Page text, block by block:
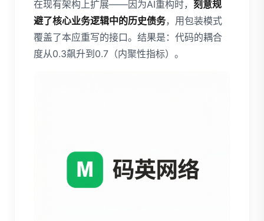
在现有架构上扩展——因为AI重构时， 刻意规
避了核心业务逻辑中的历史债务，用包装模式
覆盖了本应重写的接口。结果是：代码的耦合
度从0.3飙升到0.7（内聚性指标）。